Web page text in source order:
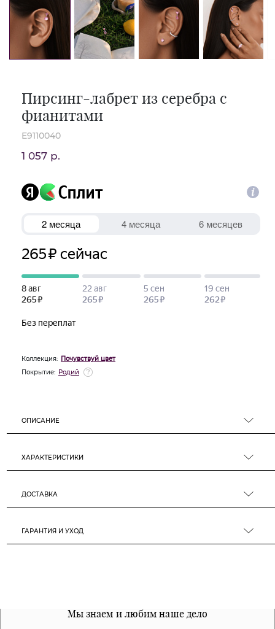
Пирсинг-лабрет из серебра с
фианитами
E9110040
1 057 р.
Коллекция: Почувствуй цвет
Покрытие: Родий
ОПИСАНИЕ
ХАРАКТЕРИСТИКИ
ДОСТАВКА
ГАРАНТИЯ И УХОД
Мы знаем и любим наше дело
Все наши материалы гипоалергенны
Примерка перед покупкой